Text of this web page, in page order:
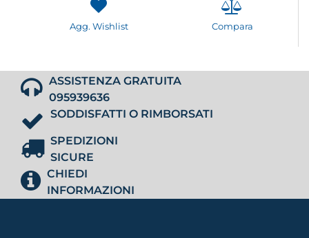
Agg. Wishlist Compara
ASSISTENZA GRATUITA
095939636
SODDISFATTI O RIMBORSATI
SPEDIZIONI
SICURE
CHIEDI
INFORMAZIONI